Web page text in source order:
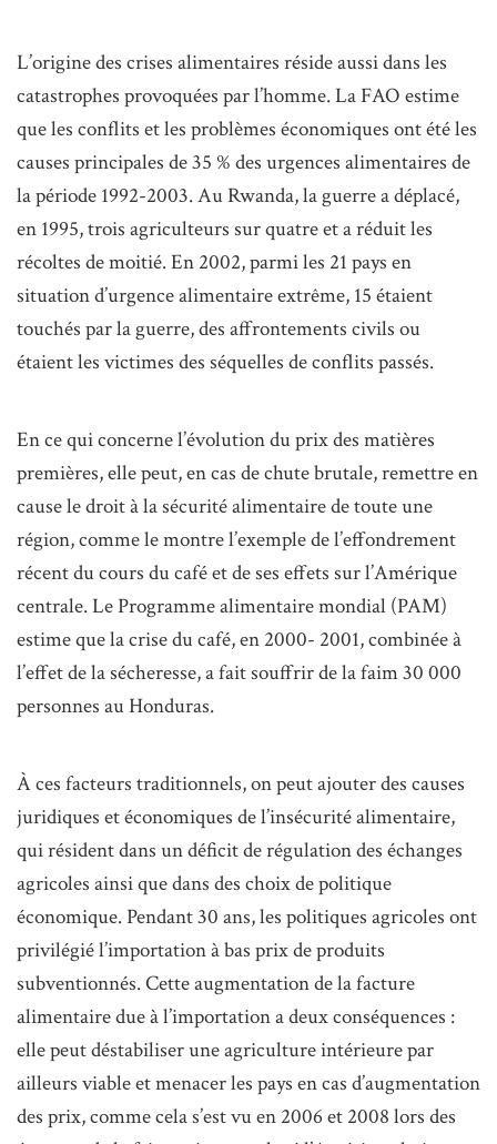
L’origine des crises alimentaires réside aussi dans les
catastrophes provoquées par l’homme. La FAO estime
que les conflits et les problèmes économiques ont été les
causes principales de 35 % des urgences alimentaires de
la période 1992-2003. Au Rwanda, la guerre a déplacé,
en 1995, trois agriculteurs sur quatre et a réduit les
récoltes de moitié. En 2002, parmi les 21 pays en
situation d’urgence alimentaire extrême, 15 étaient
touchés par la guerre, des affrontements civils ou
étaient les victimes des séquelles de conflits passés.
En ce qui concerne l’évolution du prix des matières
premières, elle peut, en cas de chute brutale, remettre en
cause le droit à la sécurité alimentaire de toute une
région, comme le montre l’exemple de l’effondrement
récent du cours du café et de ses effets sur l’Amérique
centrale. Le Programme alimentaire mondial (PAM)
estime que la crise du café, en 2000- 2001, combinée à
l’effet de la sécheresse, a fait souffrir de la faim 30 000
personnes au Honduras.
À ces facteurs traditionnels, on peut ajouter des causes
juridiques et économiques de l’insécurité alimentaire,
qui résident dans un déficit de régulation des échanges
agricoles ainsi que dans des choix de politique
économique. Pendant 30 ans, les politiques agricoles ont
privilégié l’importation à bas prix de produits
subventionnés. Cette augmentation de la facture
alimentaire due à l’importation a deux conséquences :
elle peut déstabiliser une agriculture intérieure par
ailleurs viable et menacer les pays en cas d’augmentation
des prix, comme cela s’est vu en 2006 et 2008 lors des